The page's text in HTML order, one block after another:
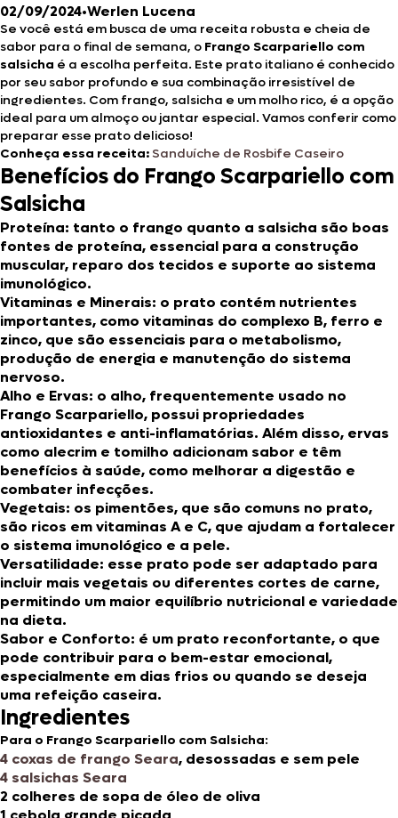
02/09/2024•Werlen Lucena
Se você está em busca de uma receita robusta e cheia de
sabor para o final de semana, o Frango Scarpariello com
salsicha é a escolha perfeita. Este prato italiano é conhecido
por seu sabor profundo e sua combinação irresistível de
ingredientes. Com frango, salsicha e um molho rico, é a opção
ideal para um almoço ou jantar especial. Vamos conferir como
preparar esse prato delicioso!
Conheça essa receita: Sanduíche de Rosbife Caseiro
Benefícios do Frango Scarpariello com
Salsicha
Proteína: tanto o frango quanto a salsicha são boas
fontes de proteína, essencial para a construção
muscular, reparo dos tecidos e suporte ao sistema
imunológico.
Vitaminas e Minerais: o prato contém nutrientes
importantes, como vitaminas do complexo B, ferro e
zinco, que são essenciais para o metabolismo,
produção de energia e manutenção do sistema
nervoso.
Alho e Ervas: o alho, frequentemente usado no
Frango Scarpariello, possui propriedades
antioxidantes e anti-inflamatórias. Além disso, ervas
como alecrim e tomilho adicionam sabor e têm
benefícios à saúde, como melhorar a digestão e
combater infecções.
Vegetais: os pimentões, que são comuns no prato,
são ricos em vitaminas A e C, que ajudam a fortalecer
o sistema imunológico e a pele.
Versatilidade: esse prato pode ser adaptado para
incluir mais vegetais ou diferentes cortes de carne,
permitindo um maior equilíbrio nutricional e variedade
na dieta.
Sabor e Conforto: é um prato reconfortante, o que
pode contribuir para o bem-estar emocional,
especialmente em dias frios ou quando se deseja
uma refeição caseira.
Ingredientes
Para o Frango Scarpariello com Salsicha:
4 coxas de frango Seara, desossadas e sem pele
4 salsichas Seara
2 colheres de sopa de óleo de oliva